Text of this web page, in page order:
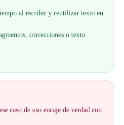
al escribir y reutilizar texto en
correcciones o texto
caso de uso encaje de verdad con